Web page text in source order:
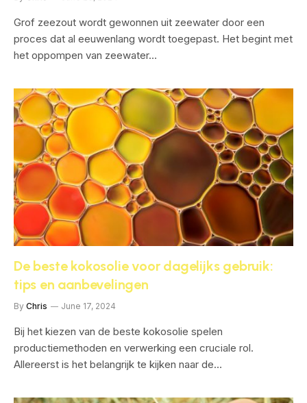
Grof zeezout wordt gewonnen uit zeewater door een
proces dat al eeuwenlang wordt toegepast. Het begint met
het oppompen van zeewater…
De beste kokosolie voor dagelijks gebruik:
tips en aanbevelingen
By Chris June 17, 2024
Bij het kiezen van de beste kokosolie spelen
productiemethoden en verwerking een cruciale rol.
Allereerst is het belangrijk te kijken naar de…